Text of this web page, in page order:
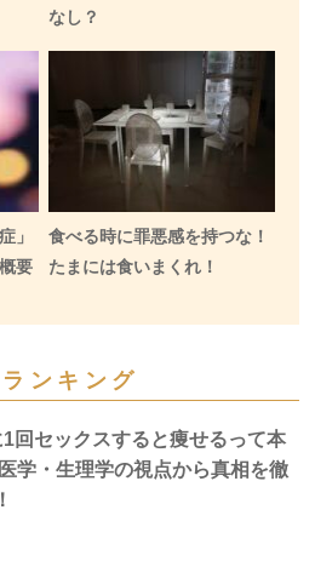
なし？
」
要
食べる時に罪悪感を持つな！
たまには食いまくれ！
ンキング
1回セックスすると痩せるって本
学・生理学の視点から真相を徹